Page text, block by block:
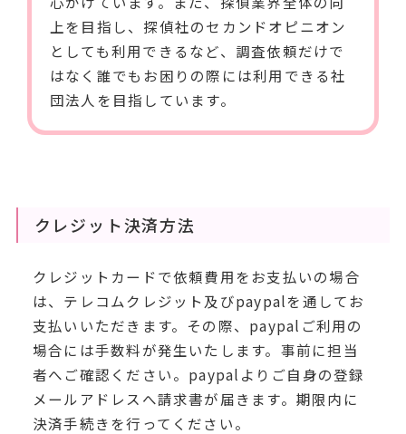
上を目指し、探偵社のセカンドオピニオン
としても利用できるなど、調査依頼だけで
はなく誰でもお困りの際には利用できる社
団法人を目指しています。
クレジット決済方法
クレジットカードで依頼費用をお支払いの場合
は、テレコムクレジット及びpaypalを通してお
支払いいただきます。その際、paypalご利用の
場合には手数料が発生いたします。事前に担当
者へご確認ください。paypalよりご自身の登録
メールアドレスへ請求書が届きます。期限内に
決済手続きを行ってください。